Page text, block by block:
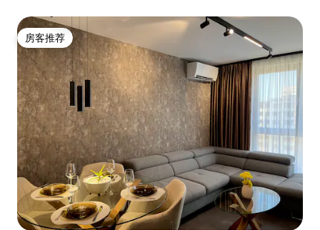
房客推荐
房客推荐